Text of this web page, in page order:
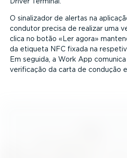
O sinalizador de alertas na
condutor precisa de realizar uma
clica no botão
Ler agora
da etiqueta NFC fixada na
Em seguida, a Work App
verificação da carta de condução